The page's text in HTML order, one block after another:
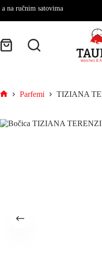
satovima
Parfemi TIZIANA